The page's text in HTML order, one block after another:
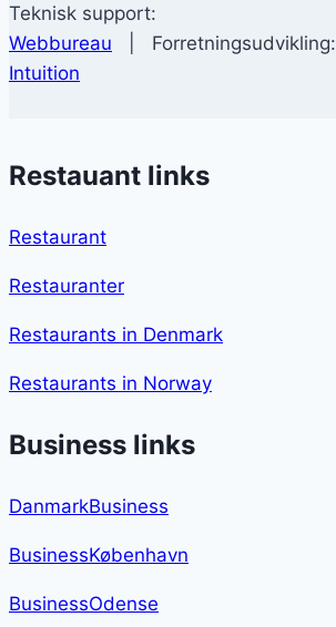
Teknisk support:
Webbureau | Forretningsudvikling:
Intuition
Restauant links
Restaurant
Restauranter
Restaurants in Denmark
Restaurants in Norway
Business links
DanmarkBusiness
BusinessKøbenhavn
BusinessOdense